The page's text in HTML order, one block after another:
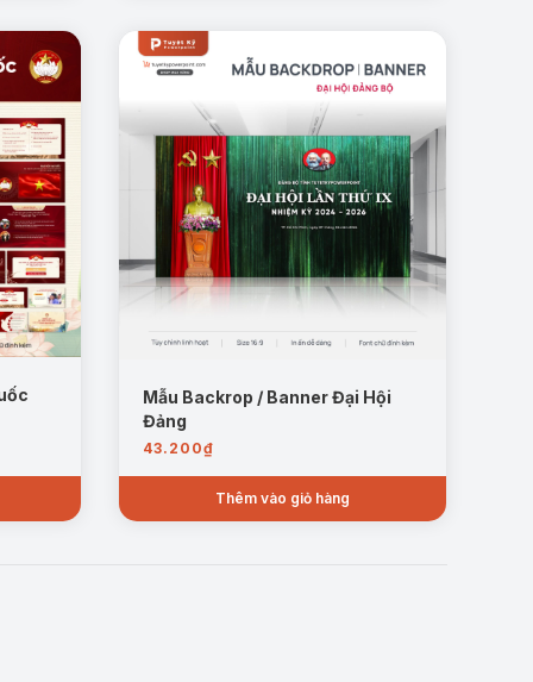
Mẫu Backrop / Banner Đại Hội
Đảng
43.200₫
Thêm vào giỏ hàng